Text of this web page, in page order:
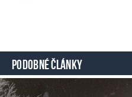
PODOBNÉ ČLÁNKY